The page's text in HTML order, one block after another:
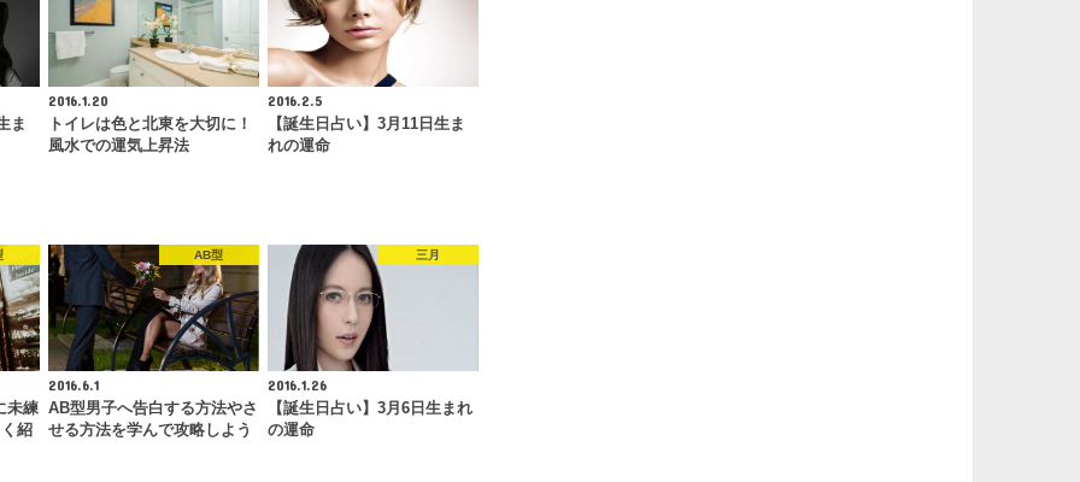
ま
2016.1.20
トイレは色と北東を大切に！
風水での運気上昇法
2016.2.5
【誕生日占い】3月11日生ま
れの運命
未練
紹
AB型
2016.6.1
AB型男子へ告白する方法やさ
せる方法を学んで攻略しよう
三月
2016.1.26
【誕生日占い】3月6日生まれ
の運命